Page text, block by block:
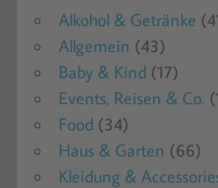
Alkohol & Getränke
Allgemein (43)
Baby & Kind (17)
Events, Reisen & Co.
Food (34)
Haus & Garten (66)
Kleidung &